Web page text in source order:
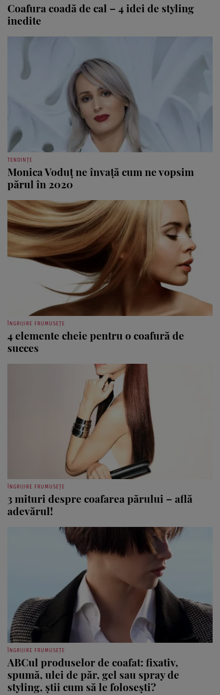
Coafura coadă de cal – 4 idei de styling
inedite
TENDINȚE
Monica Voduţ ne învaţă cum ne vopsim
părul în 2020
ÎNGRIJIRE FRUMUSEȚE
4 elemente cheie pentru o coafură de
succes
ÎNGRIJIRE FRUMUSEȚE
3 mituri despre coafarea părului – află
adevărul!
ÎNGRIJIRE FRUMUSEȚE
ABCul produselor de coafat: fixativ,
spumă, ulei de păr, gel sau spray de
styling, ştii cum să le foloseşti?